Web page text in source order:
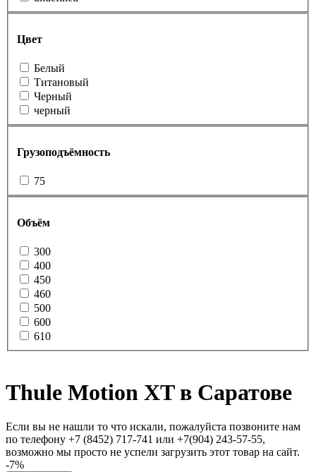
Цвет
Белый
Титановый
Черный
черный
Грузоподъёмность
75
Объём
300
400
450
460
500
600
610
Thule Motion XT в Саратове
Если вы не нашли то что искали, пожалуйста позвоните нам
по телефону +7 (8452) 717-741 или +7(904) 243-57-55,
возможно мы просто не успели загрузить этот товар на сайт.
-7%